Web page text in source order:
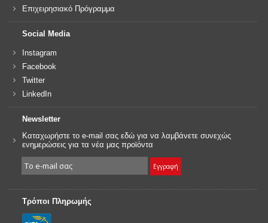
Επιχειρησιακό Πρόγραμμα
Social Media
Instagram
Facebook
Twitter
LinkedIn
Newsletter
Καταχωρήστε το e-mail σας εδώ για να λαμβάνετε συνεχώς
ενημερώσεις για τα νέα μας προϊόντα
Τρόποι Πληρωμής